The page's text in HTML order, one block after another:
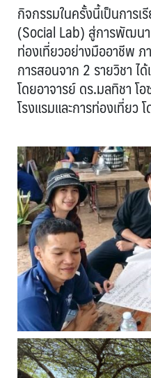
กิจกรรมในครั้งนี้เป็นการ
(Social Lab) สู่การพัฒน
ท่องเที่ยวอย่างมืออาชีพ ภ
การสอนจาก 2 รายวิชา ไ
โดยอาจารย์ ดร.มลทิชา โ
โรงแรมและการท่องเที่ย